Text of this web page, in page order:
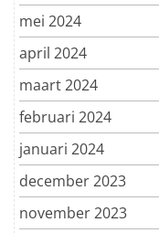
mei 2024
april 2024
maart 2024
februari 2024
januari 2024
december 2023
november 2023